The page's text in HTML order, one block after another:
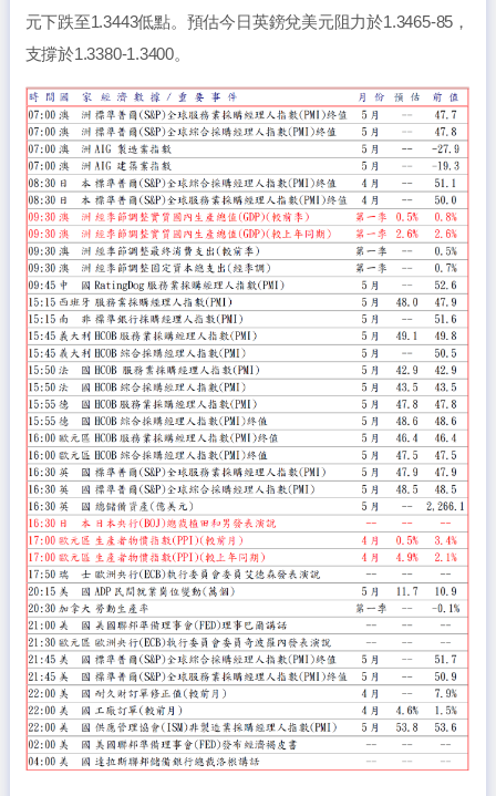
元下跌至1.3443低點。預估今日英鎊兌美元阻力於1.3465-85，
支撐於1.3380-1.3400。